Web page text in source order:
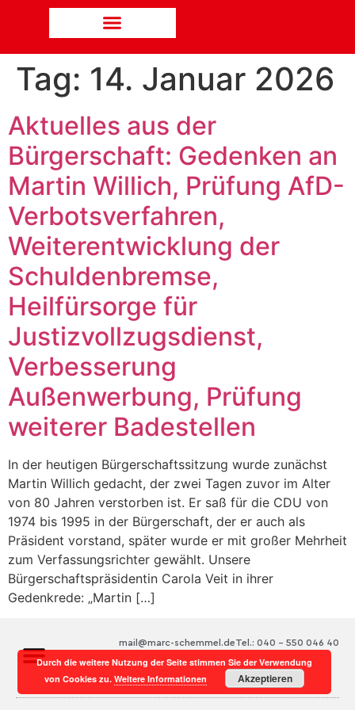
Tag: 14. Januar 2026
Aktuelles aus der
Bürgerschaft: Gedenken an
Martin Willich, Prüfung AfD-
Verbotsverfahren,
Weiterentwicklung der
Schuldenbremse,
Heilfürsorge für
Justizvollzugsdienst,
Verbesserung
Außenwerbung, Prüfung
weiterer Badestellen
In der heutigen Bürgerschaftssitzung wurde zunächst
Martin Willich gedacht, der zwei Tagen zuvor im Alter
von 80 Jahren verstorben ist. Er saß für die CDU von
1974 bis 1995 in der Bürgerschaft, der er auch als
Präsident vorstand, später wurde er mit großer Mehrheit
zum Verfassungsrichter gewählt. Unsere
Bürgerschaftspräsidentin Carola Veit in ihrer
Gedenkrede: „Martin […]
Tel.: 040 – 550 046 40
mail@marc-schemmel.de
Durch die weitere Nutzung der Seite stimmen Sie der Verwendung
von Cookies zu.Weitere Informationen Akzeptieren